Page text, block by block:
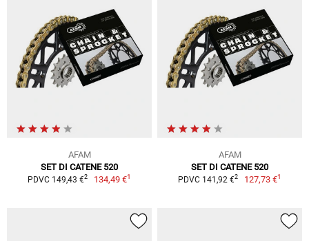
AFAM
SET DI CATENE 520
PDVC 149,43 €2 134,49 €1
AFAM
SET DI CATENE 520
PDVC 141,92 €2 127,73 €1